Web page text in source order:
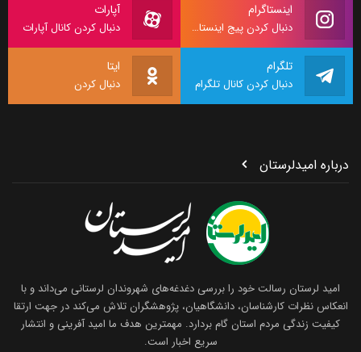
اینستاگرام
دنبال کردن پیج اینستاگرام
آپارات
دنبال کردن کانال آپارات
تلگرام
دنبال کردن کانال تلگرام
ایتا
دنبال کردن
درباره امیدلرستان
امید لرستان رسالت خود را بررسی دغدغه‌های شهروندان لرستانی می‌داند و با
انعکاس نظرات کارشناسان، دانشگاهیان، پژوهشگران تلاش می‌کند در جهت ارتقا
کیفیت زندگی مردم استان گام بردارد. مهمترین هدف ما امید آفرینی و انتشار
سریع اخبار است.